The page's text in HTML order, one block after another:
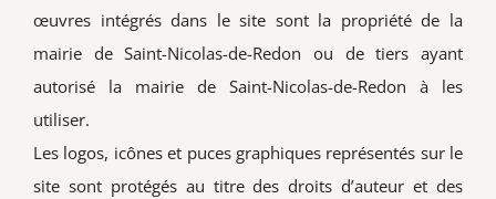
œuvres intégrés dans le site sont la propriété de la
mairie de Saint-Nicolas-de-Redon ou de tiers ayant
autorisé la mairie de Saint-Nicolas-de-Redon à les
utiliser.
Les logos, icônes et puces graphiques représentés sur le
site sont protégés au titre des droits d’auteur et des